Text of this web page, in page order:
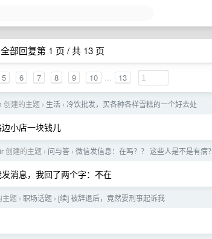
全部回复第 1 页 / 共 13 页
5 6 7 8 9 10 ... 13
创建的主题 › 生活 › 冷饮批发，买各种各样雪糕的一个好去处
小店一块钱儿
创建的主题 › 问与答 › 微信发信息：在吗？？ 这些人是不是有病？
发消息，我回了两个字：不在
主题 › 职场话题 › [续] 被辞退后，竟然要刑事起诉我